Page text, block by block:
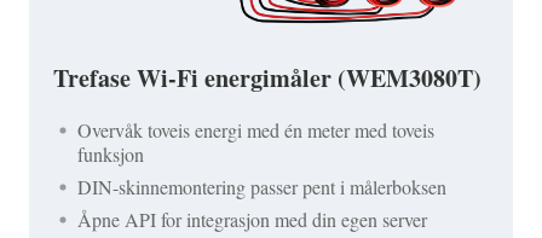
Trefase Wi-Fi energimåler (WEM3080T)
Overvåk toveis energi med én meter med toveis
funksjon
DIN-skinnemontering passer pent i målerboksen
Åpne API for integrasjon med din egen server